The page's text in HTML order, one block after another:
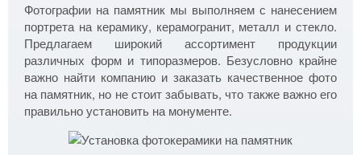
Фотографии на памятник мы выполняем с нанесением
портрета на керамику, керамогранит, металл и стекло.
Предлагаем широкий ассортимент продукции
различных форм и типоразмеров. Безусловно крайне
важно найти компанию и заказать качественное фото
на памятник, но не стоит забывать, что также важно его
правильно установить на монументе.